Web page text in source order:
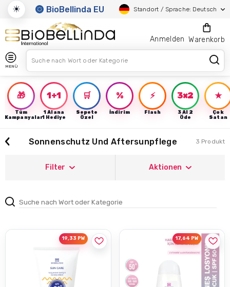
☀ BioBellinda EU Standort / Sprache: Deutsch
Anmelden Warenkorb
MENÜ
🎁
Tüm
Kampanyalar
1+1
1 Alana
1 Hediye
🛒
Sepete
Özel
%
İndirim
⚡
Flash
3×2
3 Al 2
Öde
★
Çok
Satan
Sonnenschutz Und Aftersunpflege 3 Produkt
Filter Aktionen
19,33 PW 17,64 PW